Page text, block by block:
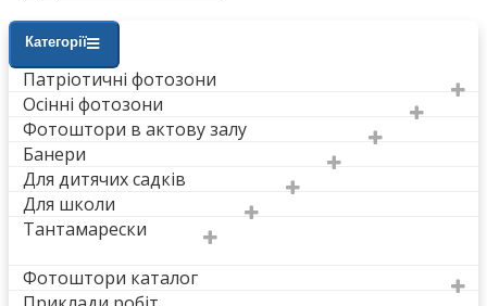
Категорії
Патріотичні фотозони
Осінні фотозони
Фотоштори в актову залу
Банери
Для дитячих садків
Для школи
Тантамарески
Фотоштори каталог